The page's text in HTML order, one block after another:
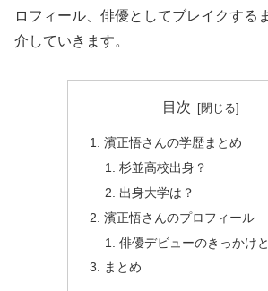
ロフィール、俳優としてブレイクする
介していきます。
目次
濱正悟さんの学歴まとめ
杉並高校出身？
出身大学は？
濱正悟さんのプロフィール
俳優デビューのきっかけ
まとめ